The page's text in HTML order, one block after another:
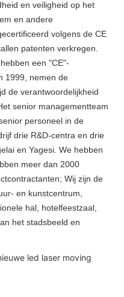
en veiligheid op het
en andere
volgens de CE
patenten verkregen.
een "CE"-
1999, nemen de
de verantwoordelijkheid
senior managementteam
personeel in de
drie R&D-centra en drie
en Yagesi. We hebben
meer dan 2000
Wij zijn de
en kunstcentrum,
hal, hotelfeestzaal,
het stadsbeeld en